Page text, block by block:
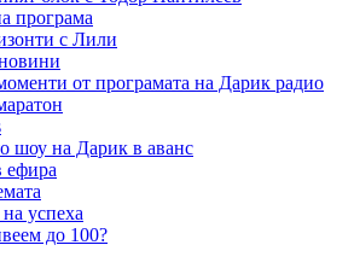
програма
с Лили
от програмата на Дарик радио
шоу на Дарик в аванс
ефира
успеха
до 100?